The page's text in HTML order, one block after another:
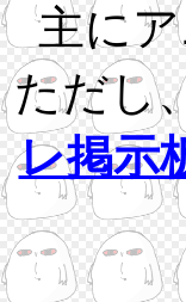
主に
ただし
レ掲示